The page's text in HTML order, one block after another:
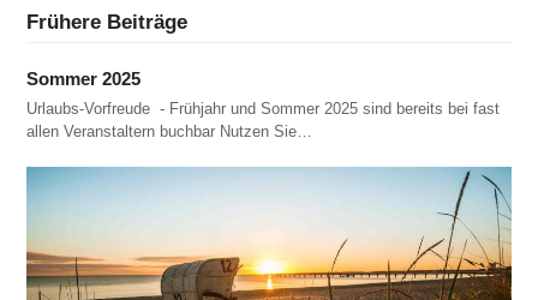
Frühere Beiträge
Sommer 2025
Urlaubs-Vorfreude - Frühjahr und Sommer 2025 sind bereits bei fast
allen Veranstaltern buchbar Nutzen Sie…